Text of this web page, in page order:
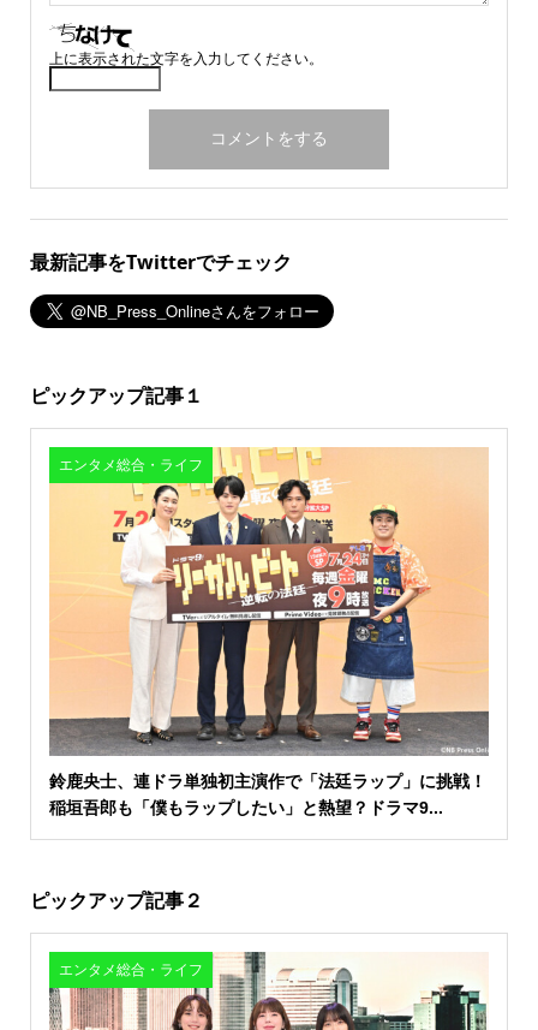
上に表示された文字を入力してください。
最新記事をTwitterでチェック
ピックアップ記事１
エンタメ総合・ライフ
鈴鹿央士、連ドラ単独初主演作で「法廷ラップ」に挑戦！
稲垣吾郎も「僕もラップしたい」と熱望？ドラマ9...
ピックアップ記事２
エンタメ総合・ライフ